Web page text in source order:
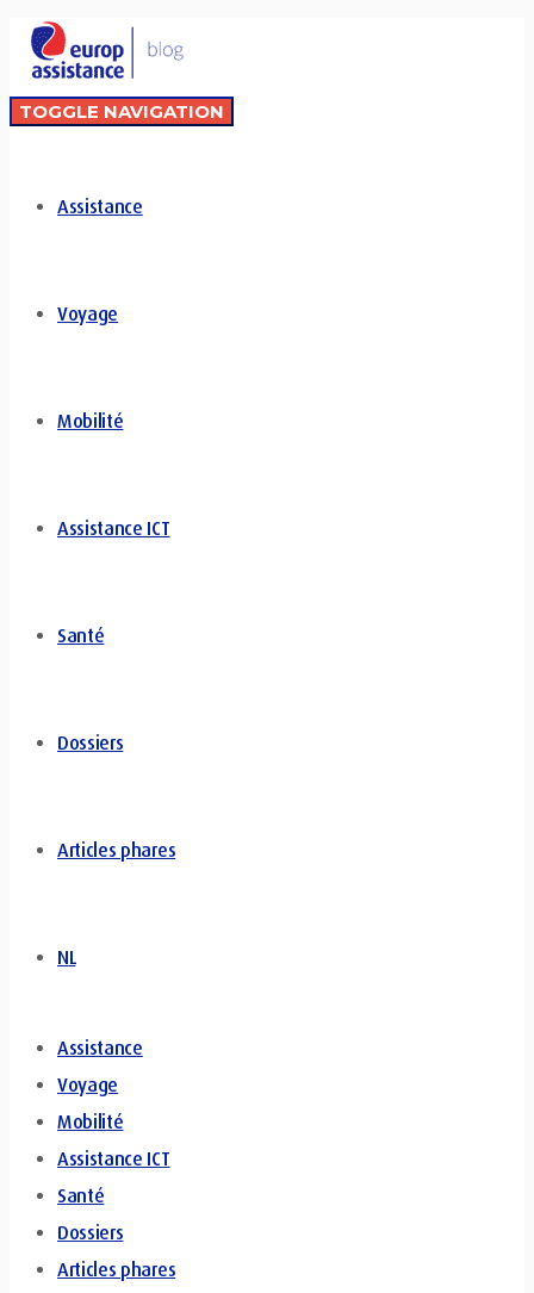
TOGGLE NAVIGATION
Assistance
Voyage
Mobilité
Assistance ICT
Santé
Dossiers
Articles phares
NL
Assistance
Voyage
Mobilité
Assistance ICT
Santé
Dossiers
Articles phares